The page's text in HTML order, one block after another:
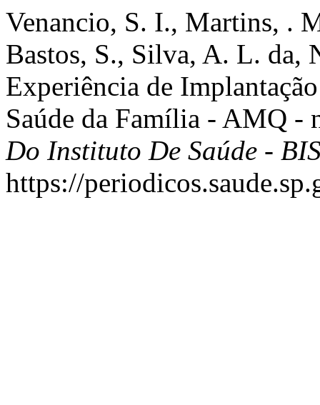
Venancio, S. I., Martins, .
Bastos, S., Silva, A. L.
Experiência de
Saúde da Família - AMQ -
Do Instituto De Saúde -
https://